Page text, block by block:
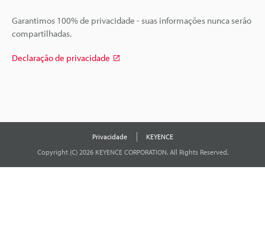
Garantimos 100% de privacidade - suas informações nunca serão
compartilhadas.
Declaração de privacidade
Privacidade
KEYENCE
Copyright (C) 2026 KEYENCE CORPORATION. All Rights Reserved.